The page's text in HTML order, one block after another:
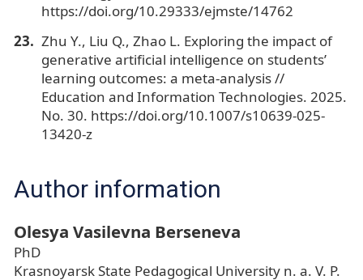
https://doi.org/10.29333/ejmste/14762
Zhu Y., Liu Q., Zhao L. Exploring the impact of
generative artificial intelligence on students’
learning outcomes: a meta-analysis //
Education and Information Technologies. 2025.
No. 30. https://doi.org/10.1007/s10639-025-
13420-z
Author information
Olesya Vasilevna Berseneva
PhD
Krasnoyarsk State Pedagogical University n. a. V. P.